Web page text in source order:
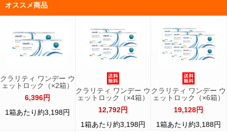
オススメ商品
クラリティ ワンデー ウ
ェットロック（×2箱）
6,396円
1箱あたり約3,198円
クラリティ ワンデー ウ
ェットロック（×4箱）
12,792円
1箱あたり約3,198円
クラリティ ワンデー ウ
ェットロック（×6箱）
19,128円
1箱あたり約3,188円